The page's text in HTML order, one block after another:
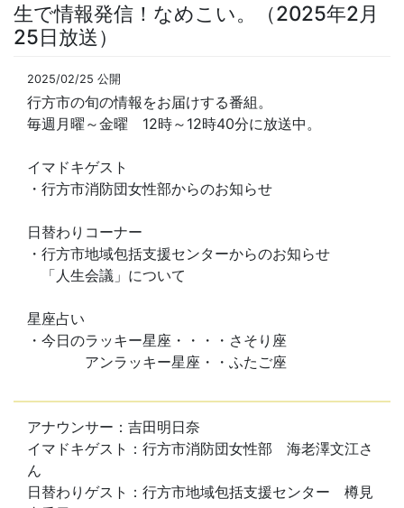
生で情報発信！なめこい。（2025年2月
25日放送）
2025/02/25 公開
行方市の旬の情報をお届けする番組。
毎週月曜～金曜 12時～12時40分に放送中。
イマドキゲスト
・行方市消防団女性部からのお知らせ
日替わりコーナー
・行方市地域包括支援センターからのお知らせ
「人生会議」について
星座占い
・今日のラッキー星座・・・・さそり座
アンラッキー星座・・ふたご座
アナウンサー：吉田明日奈
イマドキゲスト：行方市消防団女性部 海老澤文江さ
ん
日替わりゲスト：行方市地域包括支援センター 樽見